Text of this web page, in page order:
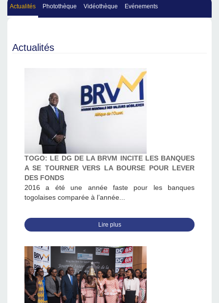
Actualités Photothèque Vidéothèque Evénements
Actualités
TOGO: LE DG DE LA BRVM INCITE LES BANQUES
A SE TOURNER VERS LA BOURSE POUR LEVER
DES FONDS
2016 a été une année faste pour les banques
togolaises comparée à l’année...
Lire plus